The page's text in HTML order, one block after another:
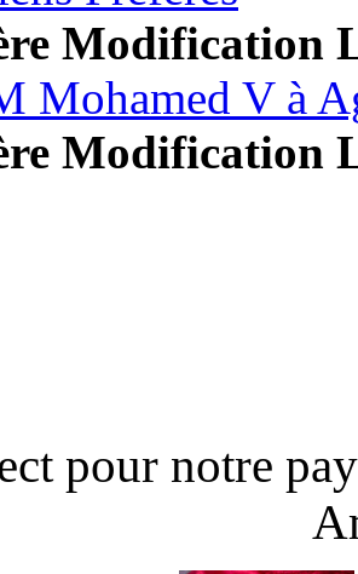
Modification
Mohamed V à
Modification
pour notre